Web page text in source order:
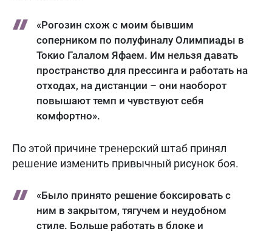
«Рогозин схож с моим бывшим
соперником по полуфиналу Олимпиады в
Токио Галалом Яфаем. Им нельзя давать
пространство для прессинга и работать на
отходах, на дистанции – они наоборот
повышают темп и чувствуют себя
комфортно».
По этой причине тренерский штаб принял
решение изменить привычный рисунок боя.
«Было принято решение боксировать с
ним в закрытом, тягучем и неудобном
стиле. Больше работать в блоке и